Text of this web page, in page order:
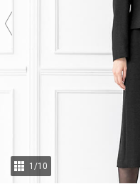
1 /10